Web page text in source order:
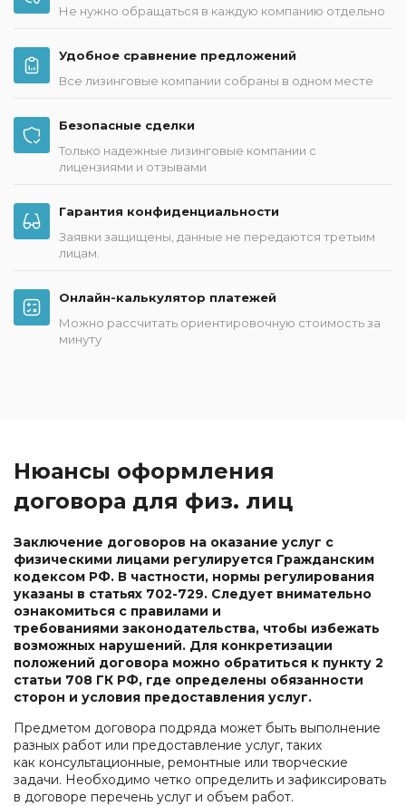
Не нужно обращаться в каждую компанию отдельно
Удобное сравнение предложений
Все лизинговые компании собраны в одном месте
Безопасные сделки
Только надежные лизинговые компании с
лицензиями и отзывами
Гарантия конфиденциальности
Заявки защищены, данные не передаются третьим
лицам.
Онлайн-калькулятор платежей
Можно рассчитать ориентировочную стоимость за
минуту
Нюансы оформления
договора для физ. лиц
Заключение договоров на оказание услуг с
физическими лицами регулируется Гражданским
кодексом РФ. В частности, нормы регулирования
указаны в статьях 702-729. Следует внимательно
ознакомиться с правилами и
требованиями законодательства, чтобы избежать
возможных нарушений. Для конкретизации
положений договора можно обратиться к пункту 2
статьи 708 ГК РФ, где определены обязанности
сторон и условия предоставления услуг.
Предметом договора подряда может быть выполнение
разных работ или предоставление услуг, таких
как консультационные, ремонтные или творческие
задачи. Необходимо четко определить и зафиксировать
в договоре перечень услуг и объем работ.